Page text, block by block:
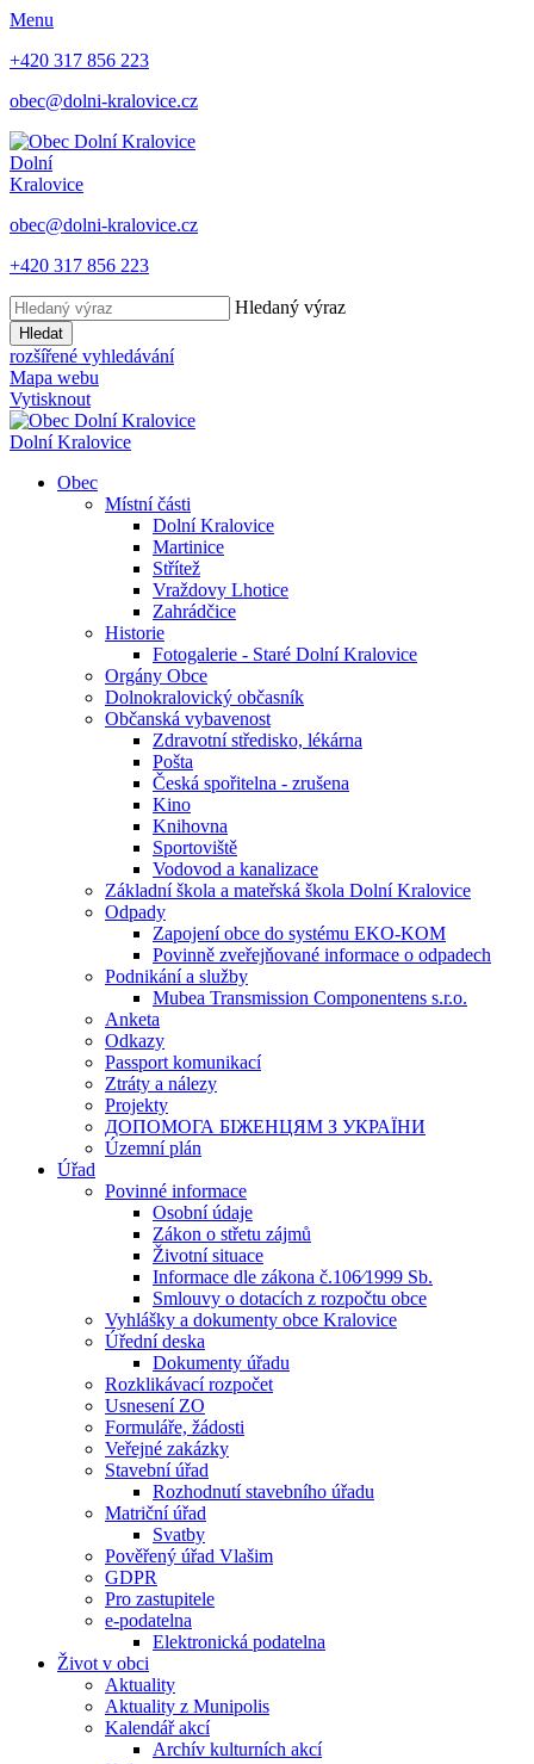
Menu
+420 317 856 223
obec@dolni-kralovice.cz
Dolní
Kralovice
obec@dolni-kralovice.cz
+420 317 856 223
Hledaný výraz
Hledat
rozšířené vyhledávání
Mapa webu
Vytisknout
Dolní Kralovice
Obec
Místní části
Dolní Kralovice
Martinice
Střítež
Vraždovy Lhotice
Zahrádčice
Historie
Fotogalerie - Staré Dolní Kralovice
Orgány Obce
Dolnokralovický občasník
Občanská vybavenost
Zdravotní středisko, lékárna
Pošta
Česká spořitelna - zrušena
Kino
Knihovna
Sportoviště
Vodovod a kanalizace
Základní škola a mateřská škola Dolní Kralovice
Odpady
Zapojení obce do systému EKO-KOM
Povinně zveřejňované informace o odpadech
Podnikání a služby
Mubea Transmission Componentens s.r.o.
Anketa
Odkazy
Passport komunikací
Ztráty a nálezy
Projekty
ДОПОМОГА БІЖЕНЦЯМ З УКРАЇНИ
Územní plán
Úřad
Povinné informace
Osobní údaje
Zákon o střetu zájmů
Životní situace
Informace dle zákona č.106⁄1999 Sb.
Smlouvy o dotacích z rozpočtu obce
Vyhlášky a dokumenty obce Kralovice
Úřední deska
Dokumenty úřadu
Rozklikávací rozpočet
Usnesení ZO
Formuláře, žádosti
Veřejné zakázky
Stavební úřad
Rozhodnutí stavebního úřadu
Matriční úřad
Svatby
Pověřený úřad Vlašim
GDPR
Pro zastupitele
e-podatelna
Elektronická podatelna
Život v obci
Aktuality
Aktuality z Munipolis
Kalendář akcí
Archív kulturních akcí